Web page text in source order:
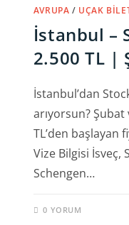
AVRUPA / UÇAK
İstanbul –
2.500 TL |
İstanbul’dan
arıyorsun?
TL’den başlayan
Vize Bilgisi
Schengen…
0 YORUM